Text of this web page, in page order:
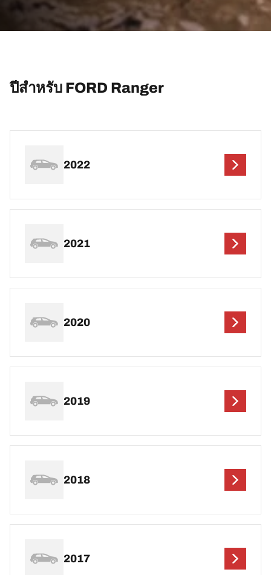
ปีสำหรับ FORD Ranger
2022
2021
2020
2019
2018
2017